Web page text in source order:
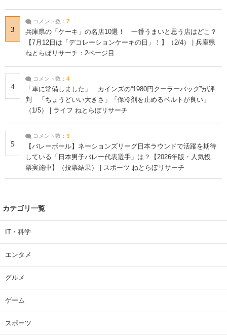
3
コメント数： 7
兵庫県の「ケーキ」の名店10選！ 一番うまいと思う店はどこ？
【7月12日は「デコレーションケーキの日」！】（2/4） | 兵庫県
ねとらぼリサーチ：2ページ目
4
コメント数： 4
「車に常備しました」 カインズの“1980円クーラーバッグ”が評
判 「ちょうどいい大きさ」「保冷剤を止めるベルトが良い」
（1/5） | ライフ ねとらぼリサーチ
5
コメント数： 3
【バレーボール】ネーションズリーグ日本ラウンドで活躍を期待
している「日本男子バレー代表選手」は？【2026年版・人気投
票実施中】（投票結果） | スポーツ ねとらぼリサーチ
カテゴリ一覧
IT・科学
エンタメ
グルメ
ゲーム
スポーツ